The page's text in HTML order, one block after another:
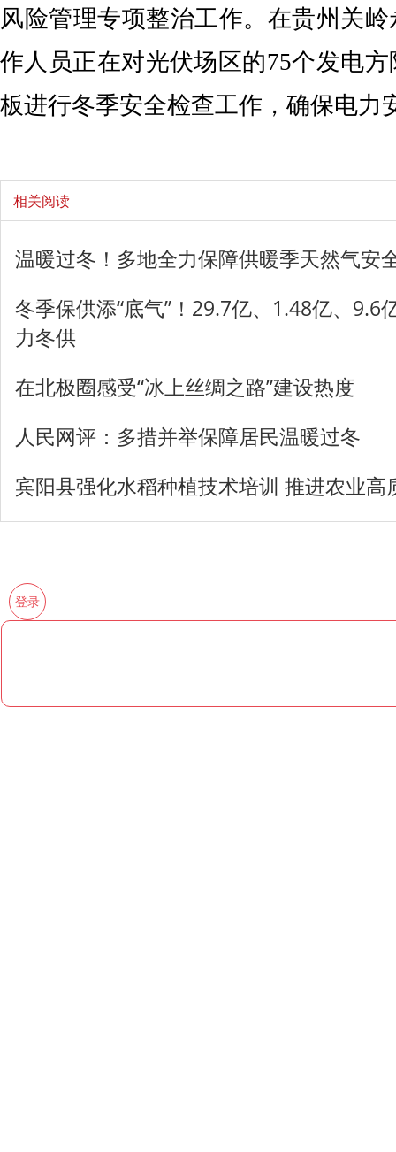
风险管理专项整治工作。在贵州关
作人员正在对光伏场区的75个发电
板进行冬季安全检查工作，确保电力
相关阅读
温暖过冬！多地全力保障供暖季天然气安
冬季保供添“底气”！29.7亿、1.48亿、
力冬供
在北极圈感受“冰上丝绸之路”建设热度
人民网评：多措并举保障居民温暖过冬
宾阳县强化水稻种植技术培训 推进农业高
登录